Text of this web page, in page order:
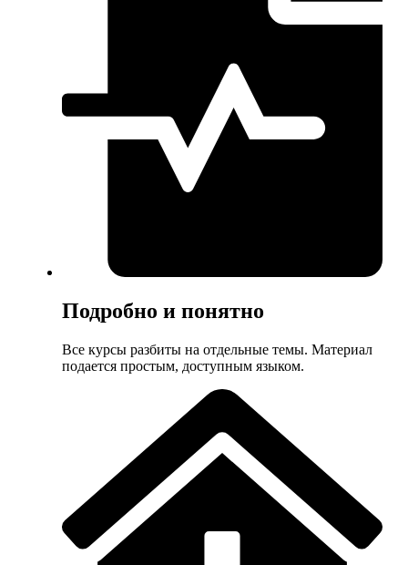
Подробно и понятно
Все курсы разбиты на отдельные темы. Материал
подается простым, доступным языком.